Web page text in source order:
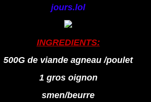
jours.lol
INGREDIENTS:
500G de viande agneau /poulet
1 gros oignon
smen/beurre